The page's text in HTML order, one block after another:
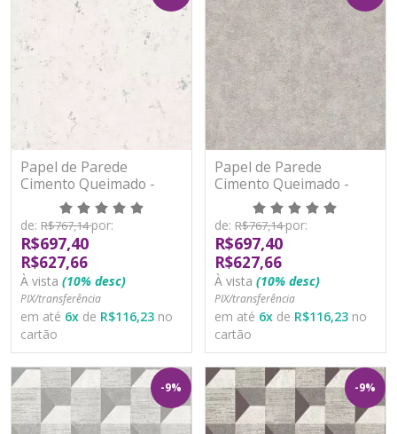
Papel de Parede
Cimento Queimado -
Nomad - A48604 -
Vinílico
de: R$767,14por:
R$697,40
R$627,66
À vista (10% desc)
PIX/transferência
em até 6x de R$116,23 no
cartão
Papel de Parede
Cimento Queimado -
Nomad - A48605 -
Vinílico
de: R$767,14por:
R$697,40
R$627,66
À vista (10% desc)
PIX/transferência
em até 6x de R$116,23 no
cartão
-9% -9%